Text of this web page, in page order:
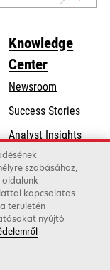
Knowledge
Center
Newsroom
Success Stories
Analyst Insights
szabásához,
oldalunk
kapcsolatos
területén
nyújtó